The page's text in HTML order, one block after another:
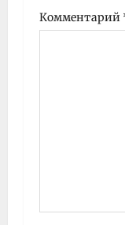
Комментарий